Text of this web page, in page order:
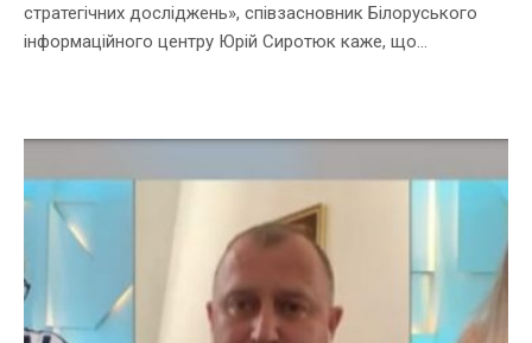
стратегічних досліджень», співзасновник Білоруського
інформаційного центру Юрій Сиротюк каже, що...